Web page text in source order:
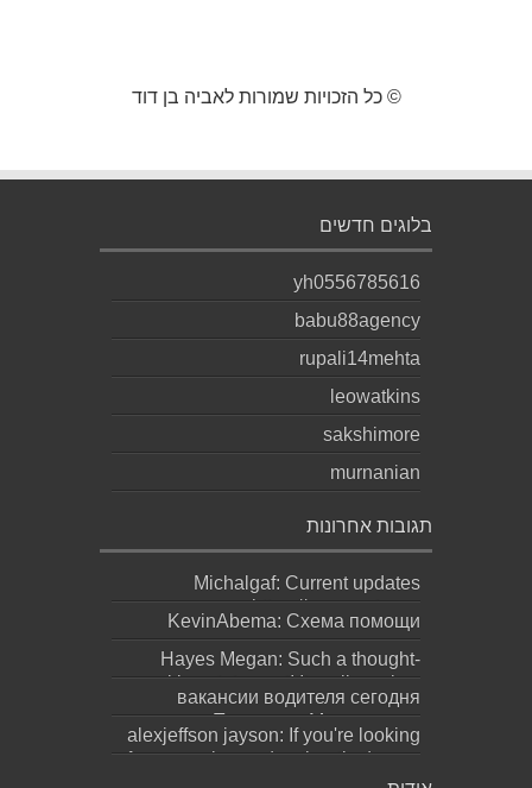
© כל הזכויות שמורות לאביה בן דוד
בלוגים חדשים
yh0556785616
babu88agency
rupali14mehta
leowatkins
sakshimore
murnanian
תגובות אחרונות
Michalgaf: Current updates
https://sapreqot.com...
KevinAbema: Схема помощи
зависит от состояния, стажа
употребления, проти...
Hayes Megan: Such a thought-
provoking statement! It really makes
you ques...
вакансии водителя сегодня
москва: Переезд в Москву ради
работы не должен превращаться
alexjeffson jayson: If you're looking
for a genuine and authentic degree
(bachel...